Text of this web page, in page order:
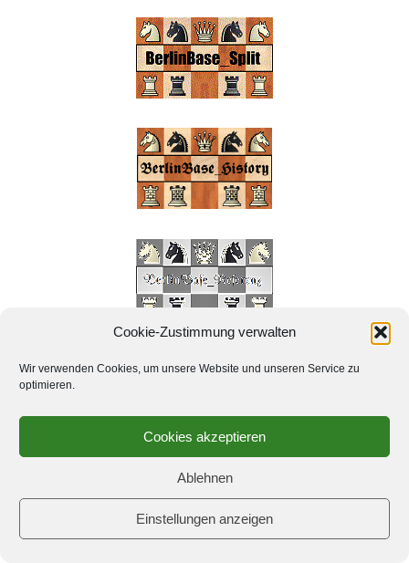
Cookie-Zustimmung verwalten
Wir verwenden Cookies, um unsere Website und unseren Service zu
optimieren.
Cookies akzeptieren
Ablehnen
Einstellungen anzeigen
Schachbuch
Dame gegen zwei Türme